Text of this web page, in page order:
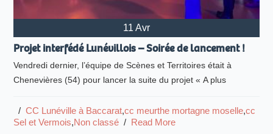
11 Avr
Projet interfédé Lunévillois – Soirée de lancement !
Vendredi dernier, l’équipe de Scènes et Territoires était à
Chenevières (54) pour lancer la suite du projet « A plus
  /
CC Lunéville à Baccarat,cc meurthe mortagne moselle,cc
Sel et Vermois,Non classé
  /
Read More